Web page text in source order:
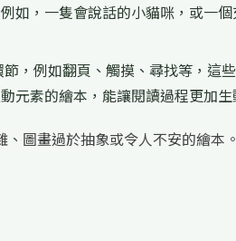
如，一隻會說話的小貓咪，或一
，例如翻頁、觸摸、尋找等，這
元素的繪本，能讓閱讀過程更加生
圖畫過於抽象或令人不安的繪本